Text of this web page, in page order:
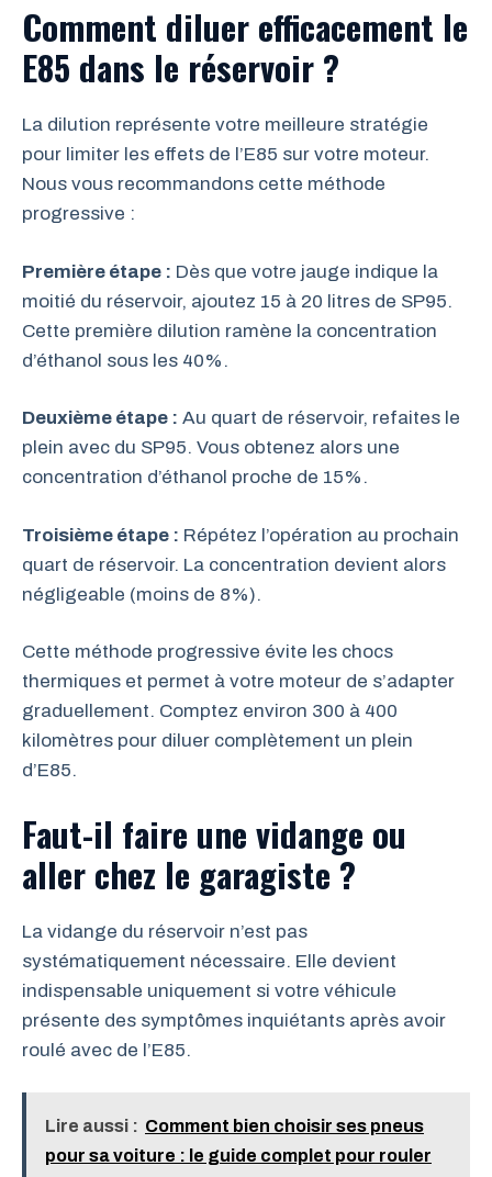
Comment diluer efficacement le
E85 dans le réservoir ?
La dilution représente votre meilleure stratégie
pour limiter les effets de l’E85 sur votre moteur.
Nous vous recommandons cette méthode
progressive :
Première étape : Dès que votre jauge indique la
moitié du réservoir, ajoutez 15 à 20 litres de SP95.
Cette première dilution ramène la concentration
d’éthanol sous les 40%.
Deuxième étape : Au quart de réservoir, refaites le
plein avec du SP95. Vous obtenez alors une
concentration d’éthanol proche de 15%.
Troisième étape : Répétez l’opération au prochain
quart de réservoir. La concentration devient alors
négligeable (moins de 8%).
Cette méthode progressive évite les chocs
thermiques et permet à votre moteur de s’adapter
graduellement. Comptez environ 300 à 400
kilomètres pour diluer complètement un plein
d’E85.
Faut-il faire une vidange ou
aller chez le garagiste ?
La vidange du réservoir n’est pas
systématiquement nécessaire. Elle devient
indispensable uniquement si votre véhicule
présente des symptômes inquiétants après avoir
roulé avec de l’E85.
Lire aussi : Comment bien choisir ses pneus
pour sa voiture : le guide complet pour rouler